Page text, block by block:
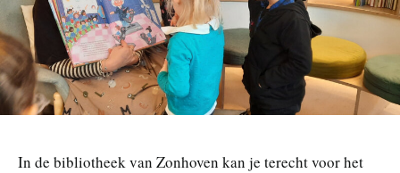
In de bibliotheek van Zonhoven kan je terecht voor het